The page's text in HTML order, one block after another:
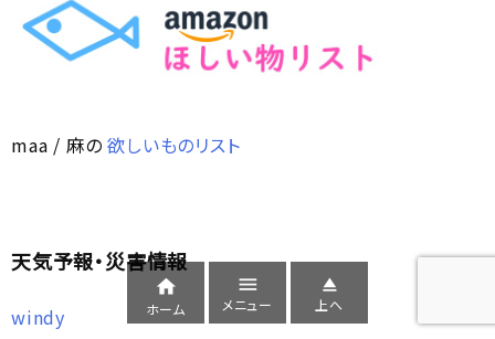
maa / 麻の欲しいものリスト
天気予報・災害情報
windy

ホーム

メニュー

上へ